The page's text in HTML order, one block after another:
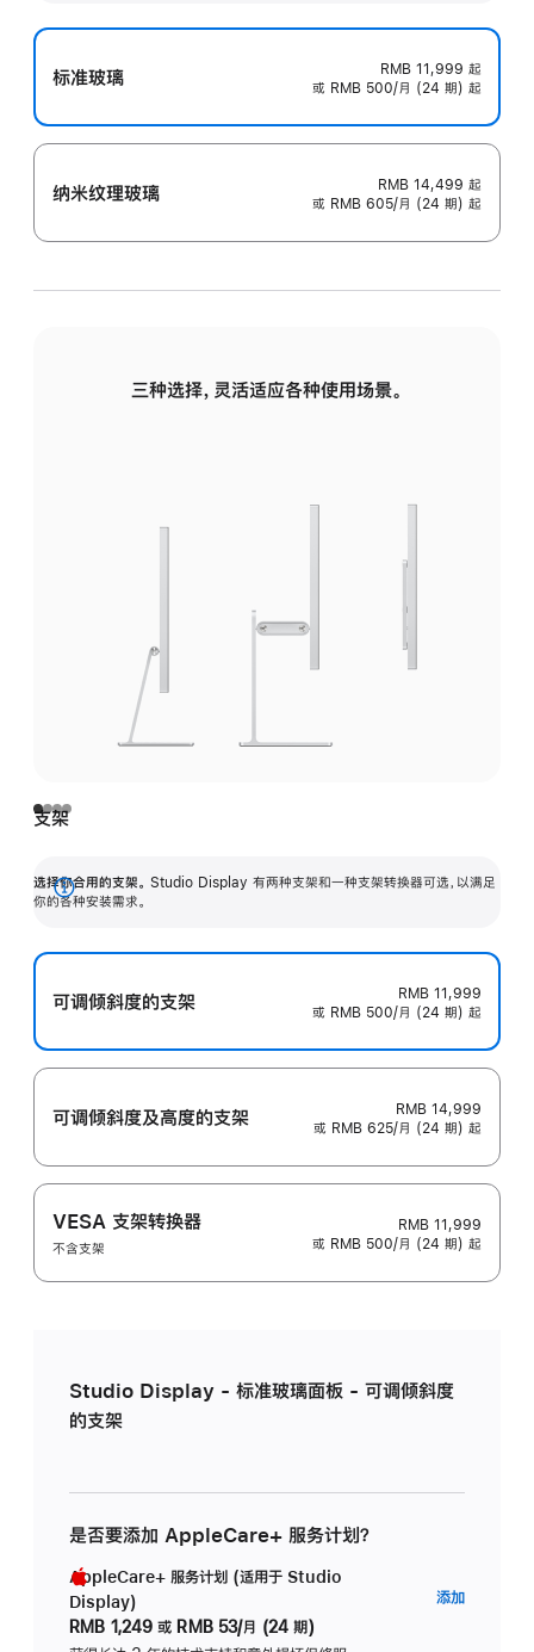
标准玻璃 RMB 11,999 起
或 RMB 500/月 (24 期) 起
纳米纹理玻璃 RMB 14,499 起
或 RMB 605/月 (24 期) 起
三种选择，灵活适应各种使用场景。
支架
选择你合用的支架。 Studio Display 有两种支架和一种支架转换器可选，以满足
你的各种安装需求。
展
可调倾斜度的支架
RMB 11,999
或 RMB 500/月 (24 期) 起
可调倾斜度及高‍度的支‍架
RMB 14,999
或 RMB 625/月 (24 期) 起
VESA 支架转换器
不含支架
RMB 11,999
或 RMB 500/月 (24 期) 起
Studio Display - 标准玻璃面板 - 可调倾斜度
的支架
是否要添加 AppleCare+ 服务计划？
AppleCare+ 服务计划 (适用于 Studio
Display)
RMB 1,249 或 RMB 53/月 (24 期)
添加